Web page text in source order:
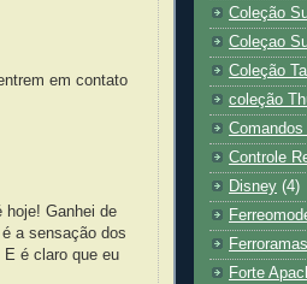
em contato
hoje! Ganhei de
a sensação dos
é claro que eu
Coleção
Coleçao
Coleção
coleção
Controle
Disney (4)
Ferroramas
Forte